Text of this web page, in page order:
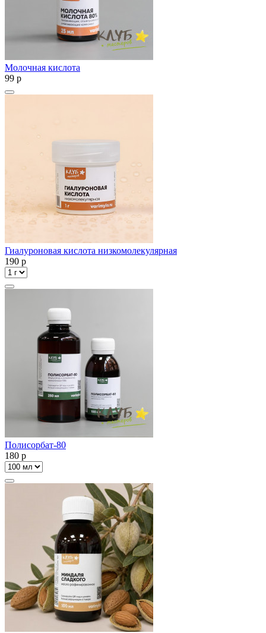
Молочная кислота
99 p
Гиалуроновая кислота низкомолекулярная
190 p
Полисорбат-80
180 p